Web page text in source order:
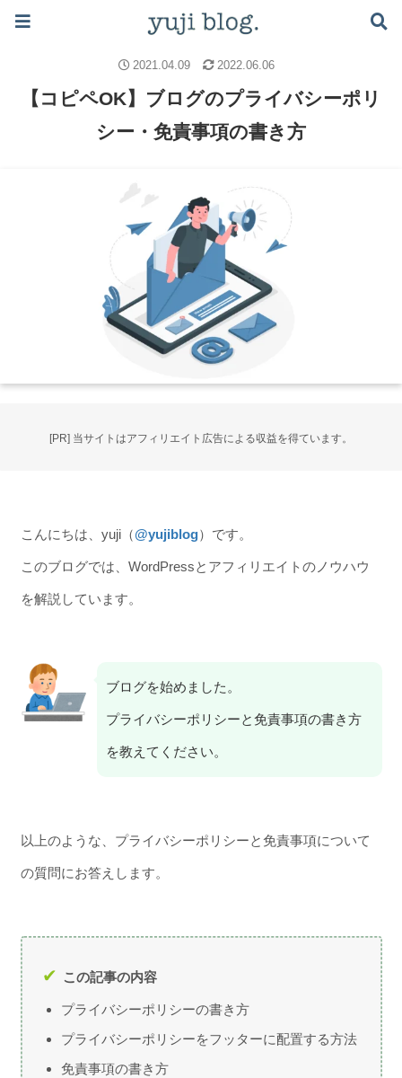
ブログの書き方 Googleアドセンス
【コピペOK】ブログのプライバシーポリ
シー・免責事項の書き方
2021.04.09 2022.06.06
[PR] 当サイトはアフィリエイト広告による収益を得ています。
こんにちは、yuji（@yujiblog）です。
このブログでは、WordPressとアフィリエイトのノウハウ
を解説しています。
ブログを始めました。
プライバシーポリシーと免責事項の書き方
を教えてください。
以上のような、プライバシーポリシーと免責事項について
の質問にお答えします。
この記事の内容
プライバシーポリシーの書き方
プライバシーポリシーをフッターに配置する方法
免責事項の書き方